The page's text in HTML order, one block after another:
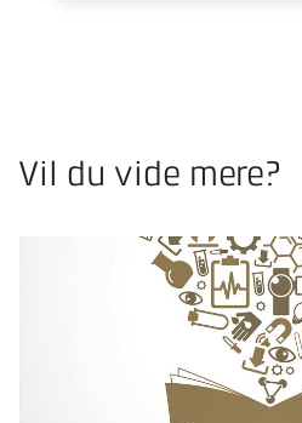
Vil du vide mere?